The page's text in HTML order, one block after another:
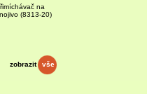
na
(8313-20)
zobrazit vše